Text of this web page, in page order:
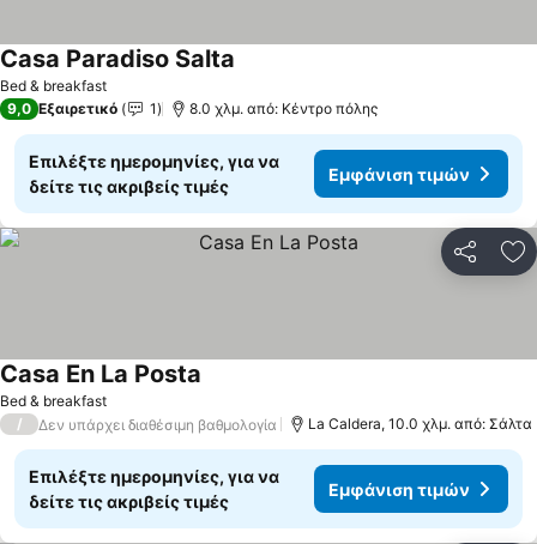
Bed & breakfast
Casa Paradiso Salta
9,0 Εξαιρετικό 1 8.0 χλμ. από: Κέντρο πόλης
Επιλέξτε ημερομηνίες, για να
δείτε τις ακριβείς τιμές
Εμφάνιση τιμών
Bed & breakfast
Casa En La Posta
/ Δεν υπάρχει διαθέσιμη βαθμολογία La Caldera, 10.0 χλμ. από: Σάλτα
Επιλέξτε ημερομηνίες, για να
δείτε τις ακριβείς τιμές
Εμφάνιση τιμών